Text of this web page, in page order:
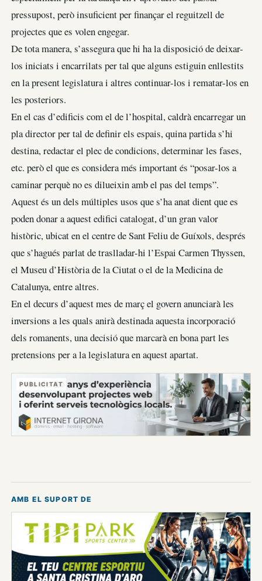
pressupost, però insuficient per finançar el reguitzell de
projectes que es volen engegar.
De tota manera, s’assegura que hi ha la disposició de deixar-
los iniciats i encarrilats per tal que alguns estiguin enllestits
en la present legislatura i altres continuar-los i rematar-los en
les posteriors.
En el cas d’edificis com el de l’hospital, caldrà encarregar un
pla director per tal de definir els espais, quina partida s’hi
destina, redactar el plec de condicions, determinar les fases,
etc. però el que es considera més important és “posar-los a
caminar perquè no es dilueixin amb el pas del temps”.
Aquest és un dels múltiples usos que s’ha anat dient que es
poden donar a aquest edifici catalogat, d’un gran valor
històric, ubicat en el centre de Sant Feliu de Guíxols, després
que s’hagués parlat de traslladar-hi l’Espai Carmen Thyssen,
el Museu d’Història de la Ciutat o el de la Medicina de
Catalunya, entre altres.
En el decurs d’aquest mes de març el govern anunciarà les
inversions a les quals anirà destinada aquesta incorporació
dels romanents, una decisió que marcarà en bona part les
pretensions per a la legislatura en aquest apartat.
PUBLICITAT
AMB EL SUPORT DE